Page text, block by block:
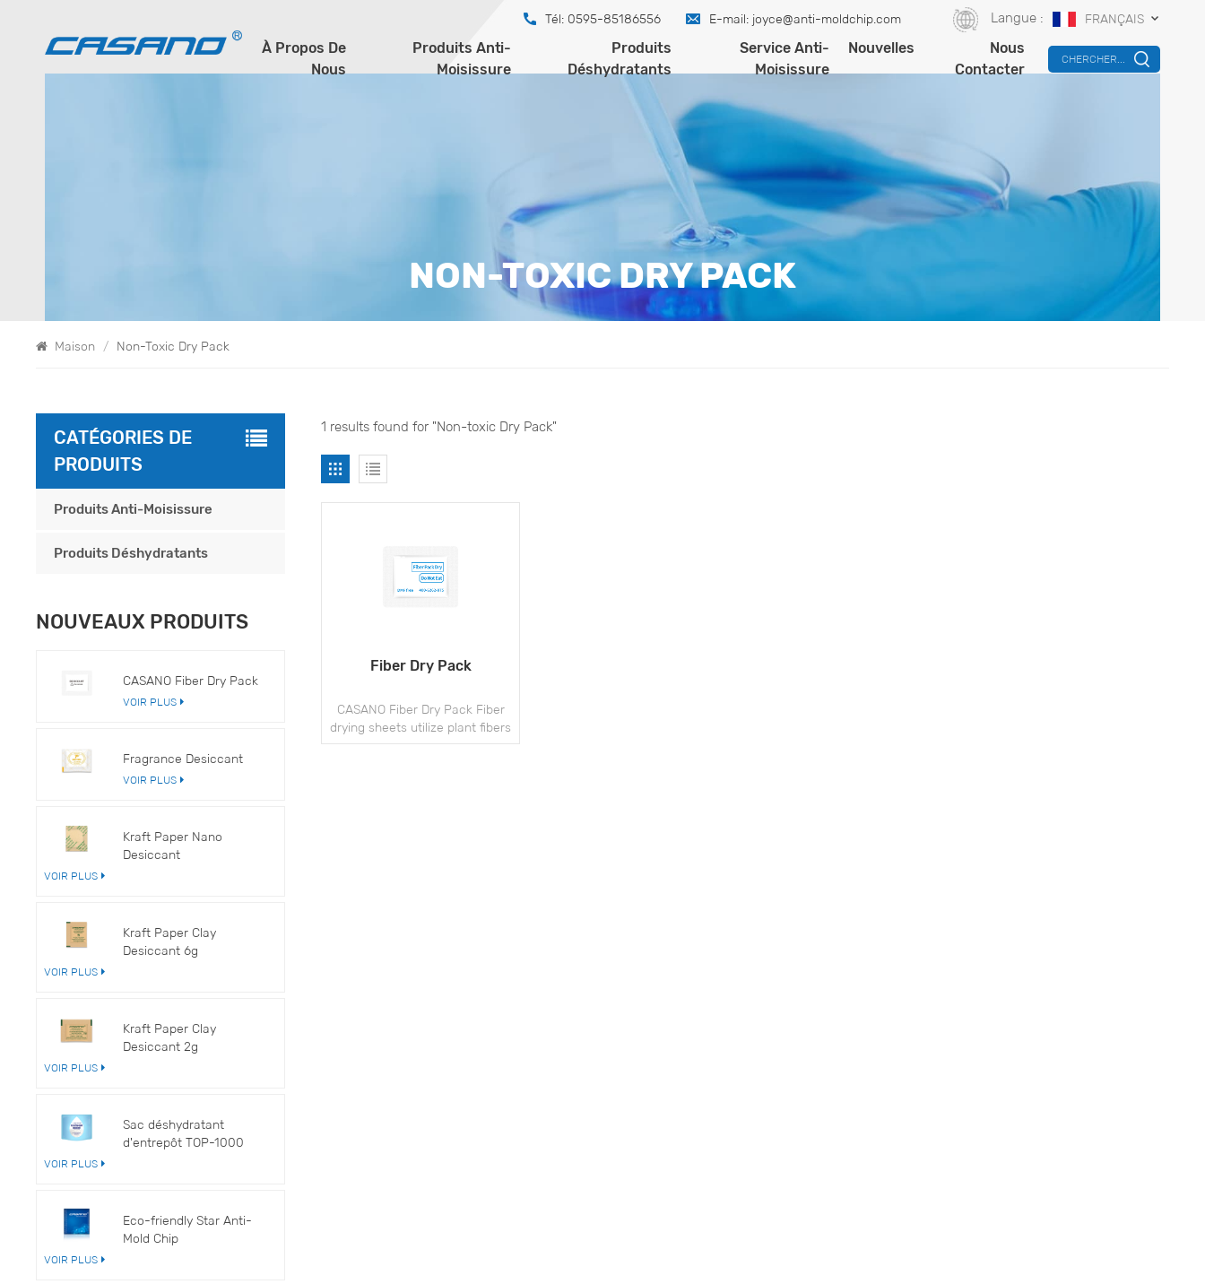
Tél: 0595-85186556 E-mail: joyce@anti-moldchip.com Langue : FRANÇAIS
À Propos De
Nous
Produits Anti-
Moisissure
Produits
Déshydratants
Service Anti-
Moisissure
Nouvelles
Nous
Contacter
CHERCHER...
NON-TOXIC DRY PACK
Maison / Non-Toxic Dry Pack
1 results found for "Non-toxic Dry Pack"
Fiber Dry Pack
CASANO Fiber Dry Pack Fiber
drying sheets utilize plant fibers
as a carrier, loaded with highly
CATÉGORIES DE
PRODUITS
Produits Anti-Moisissure
Produits Déshydratants
NOUVEAUX PRODUITS
CASANO Fiber Dry Pack
VOIR PLUS
Fragrance Desiccant
VOIR PLUS
Kraft Paper Nano
Desiccant
VOIR PLUS
Kraft Paper Clay
Desiccant 6g
VOIR PLUS
Kraft Paper Clay
Desiccant 2g
VOIR PLUS
Sac déshydratant
d'entrepôt TOP-1000
VOIR PLUS
Eco-friendly Star Anti-
Mold Chip
VOIR PLUS